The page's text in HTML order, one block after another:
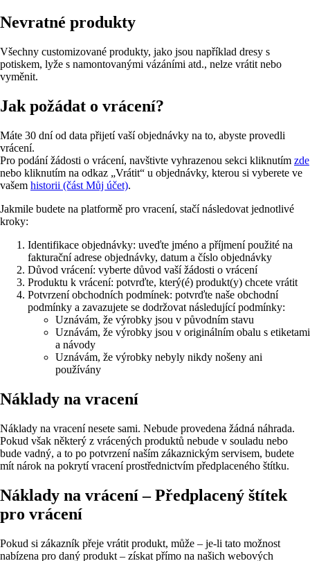
Nevratné produkty
Všechny customizované produkty, jako jsou například dresy s
potiskem, lyže s namontovanými vázáními atd., nelze vrátit nebo
vyměnit.
Jak požádat o vrácení?
Máte 30 dní od data přijetí vaší objednávky na to, abyste provedli
vrácení.
Pro podání žádosti o vrácení, navštivte vyhrazenou sekci kliknutím zde
nebo kliknutím na odkaz „Vrátit“ u objednávky, kterou si vyberete ve
vašem historii (část Můj účet).
Jakmile budete na platformě pro vracení, stačí následovat jednotlivé
kroky:
Identifikace objednávky: uveďte jméno a příjmení použité na
fakturační adrese objednávky, datum a číslo objednávky
Důvod vrácení: vyberte důvod vaší žádosti o vrácení
Produktu k vrácení: potvrďte, který(é) produkt(y) chcete vrátit
Potvrzení obchodních podmínek: potvrďte naše obchodní
podmínky a zavazujete se dodržovat následující podmínky:
Uznávám, že výrobky jsou v původním stavu
Uznávám, že výrobky jsou v originálním obalu s etiketami
a návody
Uznávám, že výrobky nebyly nikdy nošeny ani
používány
Náklady na vracení
Náklady na vracení nesete sami. Nebude provedena žádná náhrada.
Pokud však některý z vrácených produktů nebude v souladu nebo
bude vadný, a to po potvrzení naším zákaznickým servisem, budete
mít nárok na pokrytí vracení prostřednictvím předplaceného štítku.
Náklady na vrácení – Předplacený štítek
pro vrácení
Pokud si zákazník přeje vrátit produkt, může – je-li tato možnost
nabízena pro daný produkt – získat přímo na našich webových